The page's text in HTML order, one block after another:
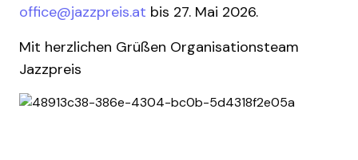
office@jazzpreis.at bis 27. Mai 2026.
Mit herzlichen Grüßen Organisationsteam
Jazzpreis